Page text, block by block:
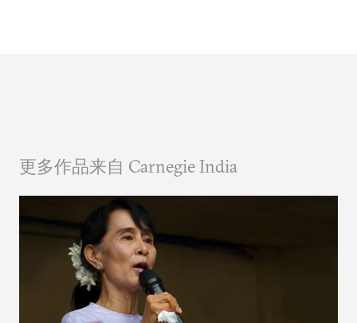
更多作品来自 Carnegie India